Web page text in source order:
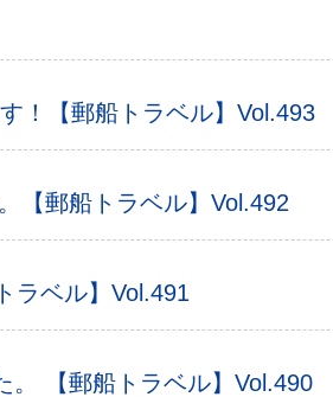
！【郵船トラベル】Vol.493
【郵船トラベル】Vol.492
ラベル】Vol.491
【郵船トラベル】Vol.490